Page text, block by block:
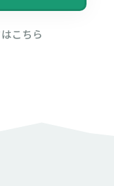
こちら